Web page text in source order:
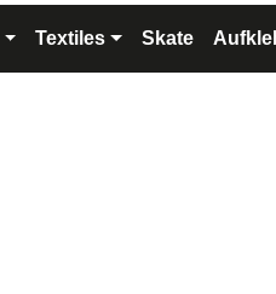
Textiles Skate